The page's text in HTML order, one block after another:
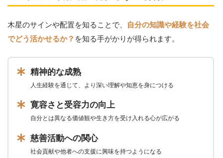
木星のサインや配置を知ることで、 自分の知識や経験を社会
でどう活かせるか？ を知る手がかりが得られます。
精神的な成熟
人生経験を通じて、より深い理解や知恵を身につける
寛容さと受容力の向上
自分とは異なる価値観や生き方を受け入れる心が広がる
慈善活動への関心
社会貢献や他者への支援に興味を持つようになる